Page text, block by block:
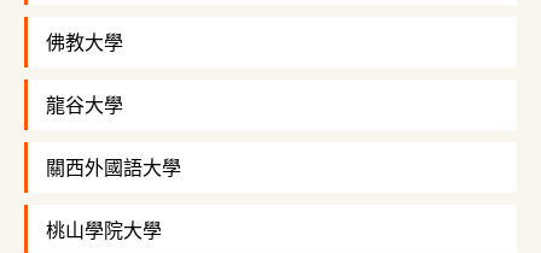
佛教大學
龍谷大學
關西外國語大學
桃山學院大學